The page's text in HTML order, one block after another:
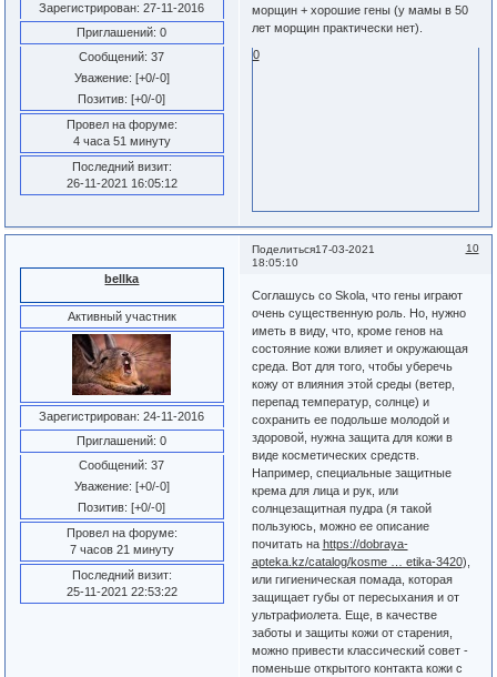
Зарегистрирован: 27-11-2016
Приглашений: 0
Сообщений: 37
Уважение: [+0/-0]
Позитив: [+0/-0]
Провел на форуме:
4 часа 51 минуту
Последний визит:
26-11-2021 16:05:12
морщин + хорошие гены (у мамы в 50
лет морщин практически нет).
0
Поделиться 10
17-03-2021
18:05:10
bellka
Активный участник
Зарегистрирован: 24-11-2016
Приглашений: 0
Сообщений: 37
Уважение: [+0/-0]
Позитив: [+0/-0]
Провел на форуме:
7 часов 21 минуту
Последний визит:
25-11-2021 22:53:22
Соглашусь со Skola, что гены играют
очень существенную роль. Но, нужно
иметь в виду, что, кроме генов на
состояние кожи влияет и окружающая
среда. Вот для того, чтобы уберечь
кожу от влияния этой среды (ветер,
перепад температур, солнце) и
сохранить ее подольше молодой и
здоровой, нужна защита для кожи в
виде косметических средств.
Например, специальные защитные
крема для лица и рук, или
солнцезащитная пудра (я такой
пользуюсь, можно ее описание
почитать на https://dobraya-
apteka.kz/catalog/kosme … etika-3420),
или гигиеническая помада, которая
защищает губы от пересыхания и от
ультрафиолета. Еще, в качестве
заботы и защиты кожи от старения,
можно привести классический совет -
поменьше открытого контакта кожи с